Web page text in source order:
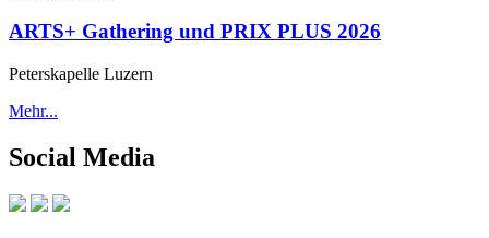
ARTS+ Gathering und PRIX PLUS 2026
Peterskapelle Luzern
Mehr...
Social Media